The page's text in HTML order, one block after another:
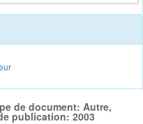
de document: Autre,
publication: 2003